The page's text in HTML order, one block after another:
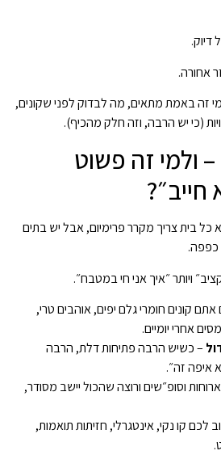
אחורה.
זה באמת מתאים, מה לבדוק לפני שקונים,
(כי יש הרבה, וזה חלק מהכיף).
ולמי זה פשוט
בית צריך מקרר פרימיום, אבל יש בתים
כפפה.
ויותר ״איך אני חי במטבח״.
קונים חומרי גלם יפים, אוהבים טרי,
אחרי יומיים.
– כשיש הרבה פתיחות דלת, הרבה
איפה זה״.
וסופ״שים ורוצה שהכול יישב מסודר,
לכם קו נקי, אינטגרלי, חזיתות תואמות,